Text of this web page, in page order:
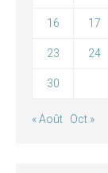
16 17
23 24
30
« Août Oct »